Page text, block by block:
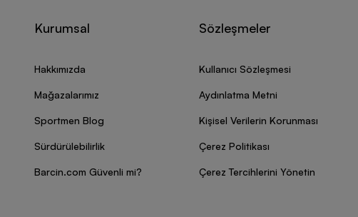
Kurumsal
Hakkımızda
Mağazalarımız
Sportmen Blog
Sürdürülebilirlik
Barcin.com Güvenli mi?
Sözleşmeler
Kullanıcı Sözleşmesi
Aydınlatma Metni
Kişisel Verilerin Korunması
Çerez Politikası
Çerez Tercihlerini Yönetin